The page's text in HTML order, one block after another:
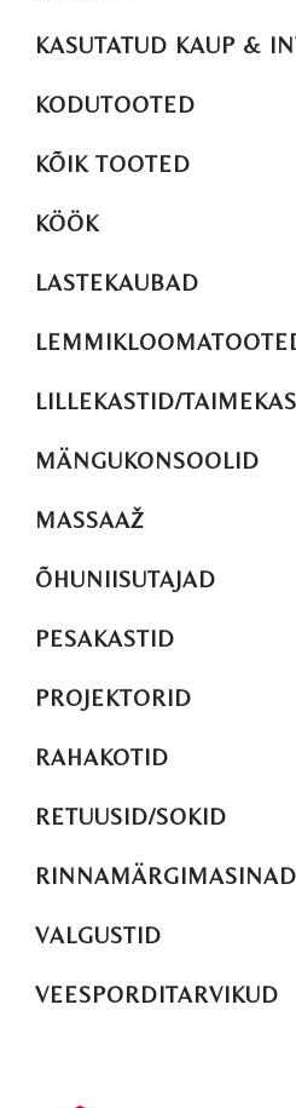
KASUTATUD KAUP &
KODUTOOTED
KÕIK TOOTED
KÖÖK
LASTEKAUBAD
LILLEKASTID/
MÄNGUKONSOOLID
MASSAAŽ
ÕHUNIISUTAJAD
PESAKASTID
PROJEKTORID
RAHAKOTID
RETUUSID/SOKID
RINNAMÄRGIMASINAD
VALGUSTID
VEESPORDITARVIKUD